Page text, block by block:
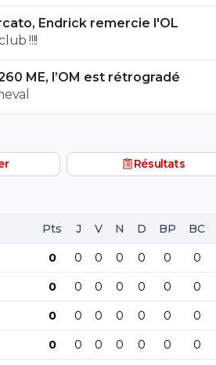
Endrick remercie l'OL
!!!!
ME, l’OM est rétrogradé
Résultats
Pts J V N D BP BC
0 0 0 0 0 0 0
0 0 0 0 0 0 0
0 0 0 0 0 0 0
0 0 0 0 0 0 0